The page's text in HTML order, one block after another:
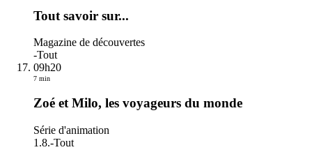
Tout savoir sur...
Magazine de découvertes
-Tout
09h20
7 min
Zoé et Milo, les voyageurs du monde
Série d'animation
1.8.-Tout